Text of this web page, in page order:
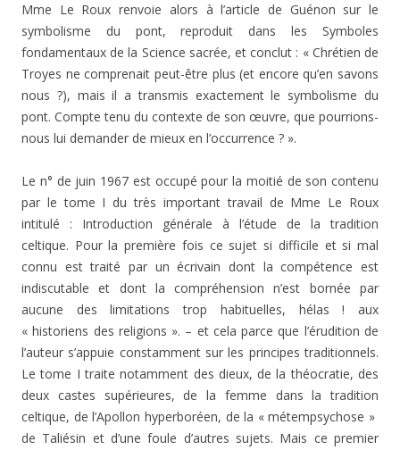
Mme Le Roux renvoie alors à l’article de Guénon sur le
symbolisme du pont, reproduit dans les Symboles
fondamentaux de la Science sacrée, et conclut : « Chrétien de
Troyes ne comprenait peut-être plus (et encore qu’en savons
nous ?), mais il a transmis exactement le symbolisme du
pont. Compte tenu du contexte de son œuvre, que pourrions-
nous lui demander de mieux en l’occurrence ? ».
Le n° de juin 1967 est occupé pour la moitié de son contenu
par le tome I du très important travail de Mme Le Roux
intitulé : Introduction générale à l’étude de la tradition
celtique. Pour la première fois ce sujet si difficile et si mal
connu est traité par un écrivain dont la compétence est
indiscutable et dont la compréhension n’est bornée par
aucune des limitations trop habituelles, hélas ! aux
« historiens des religions ». ­– et cela parce que l’érudition de
l’auteur s’appuie constamment sur les principes traditionnels.
Le tome I traite notamment des dieux, de la théocratie, des
deux castes supérieures, de la femme dans la tradition
celtique, de l’Apollon hyperboréen, de la « métempsychose »
de Taliésin et d’une foule d’autres sujets. Mais ce premier